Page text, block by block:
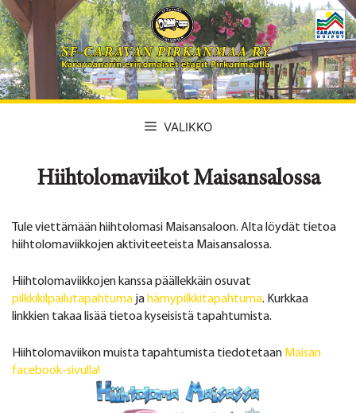
Siirry
sisältöön
VALIKKO
Hiihtolomaviikot Maisansalossa
Tule viettämään hiihtolomasi Maisansaloon. Alta löydät tietoa
hiihtolomaviikkojen aktiviteeteista Maisansalossa.
Hiihtolomaviikkojen kanssa päällekkäin osuvat
pilkkikilpailutapahtuma ja hämypilkkitapahtuma. Kurkkaa
linkkien takaa lisää tietoa kyseisistä tapahtumista.
Hiihtolomaviikon muista tapahtumista tiedotetaan Maisan
facebook-sivulla!